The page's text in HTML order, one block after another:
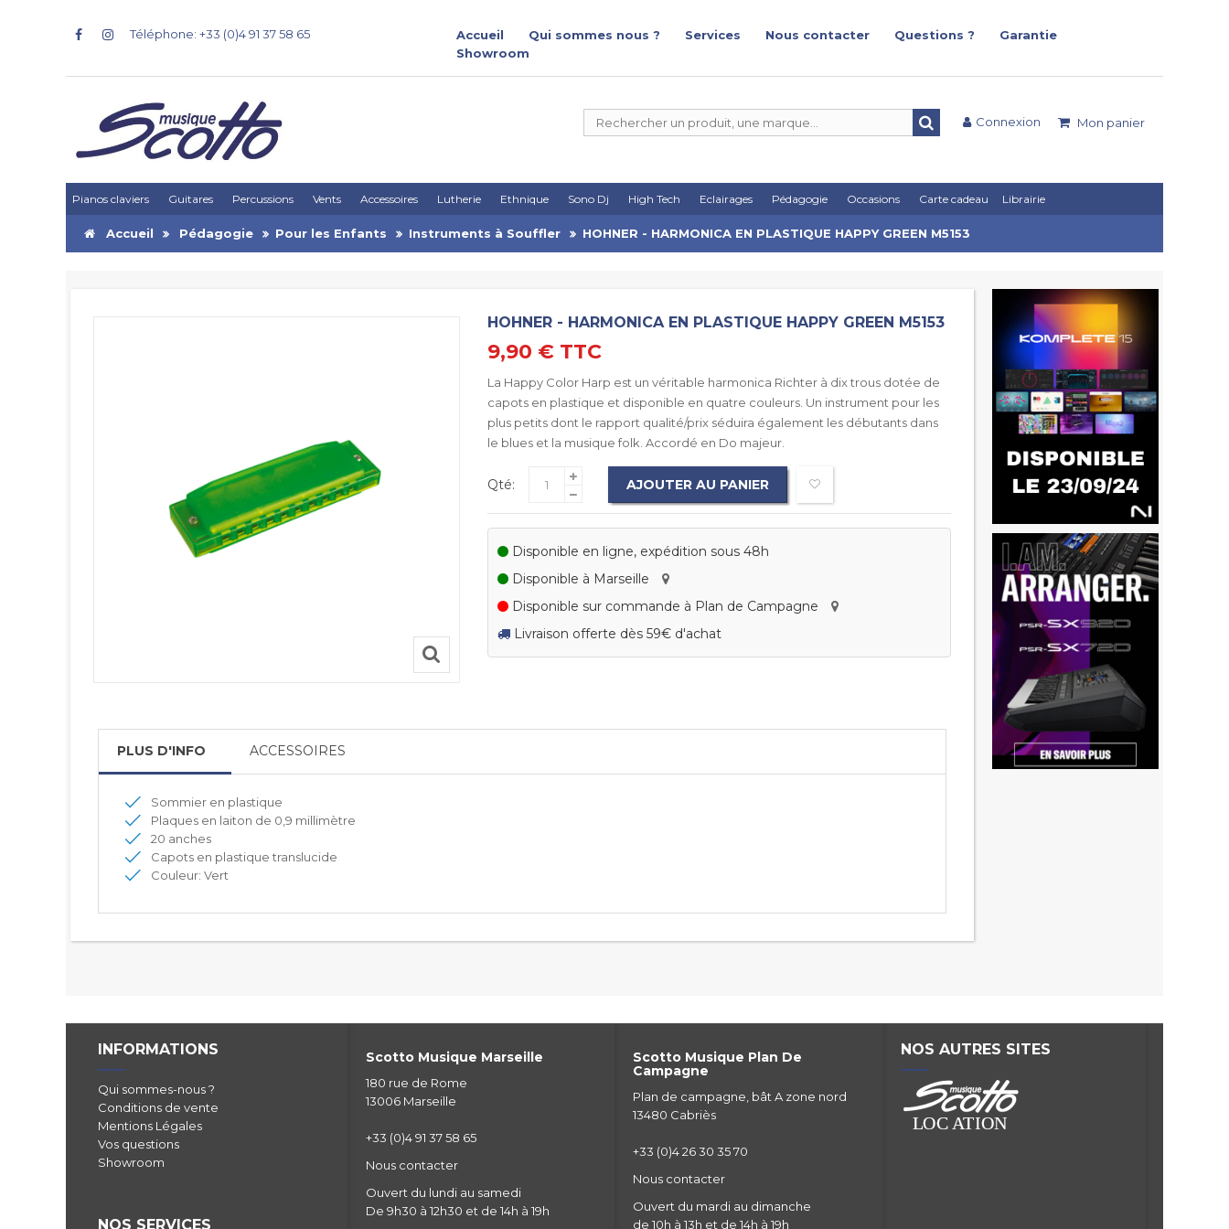
Téléphone: +33 (0)4 91 37 58 65 Accueil Qui sommes nous ? Services Nous contacter Questions ?
Garantie
Showroom
Mon panier
Connexion
Pianos claviers Guitares Percussions Vents Accessoires Lutherie Ethnique Sono Dj High Tech Eclairages Pédagogie Occasions Carte cadeau Librairie
Accueil Pédagogie Pour les Enfants Instruments à Souffler HOHNER - HARMONICA EN PLASTIQUE HAPPY GREEN M5153
HOHNER - HARMONICA EN PLASTIQUE HAPPY GREEN M5153
9,90 € TTC
La Happy Color Harp est un véritable harmonica Richter à dix trous dotée de
capots en plastique et disponible en quatre couleurs. Un instrument pour les
plus petits dont le rapport qualité/prix séduira également les débutants dans
le blues et la musique folk. Accordé en Do majeur.
Qté: AJOUTER AU PANIER
Disponible en ligne, expédition sous 48h
Disponible à Marseille
Disponible sur commande à Plan de Campagne
Livraison offerte dès 59€ d'achat
PLUS D'INFO ACCESSOIRES
Sommier en plastique
Plaques en laiton de 0,9 millimètre
20 anches
Capots en plastique translucide
Couleur: Vert
INFORMATIONS
Qui sommes-nous ?
Conditions de vente
Mentions Légales
Vos questions
Showroom
NOS SERVICES
Scotto Musique Marseille
180 rue de Rome
13006 Marseille
+33 (0)4 91 37 58 65
Nous contacter
Ouvert du lundi au samedi
De 9h30 à 12h30 et de 14h à 19h
Scotto Musique Plan De
Campagne
Plan de campagne, bât A zone nord
13480 Cabriès
+33 (0)4 26 30 35 70
Nous contacter
Ouvert du mardi au dimanche
de 10h à 13h et de 14h à 19h
NOS AUTRES SITES